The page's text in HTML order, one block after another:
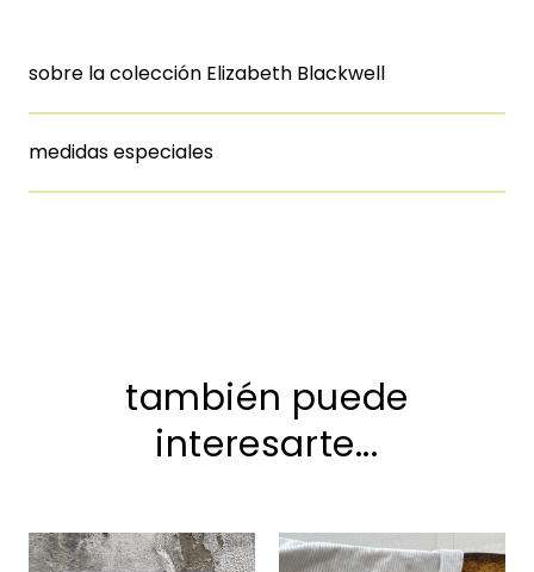
sobre la colección Elizabeth Blackwell
medidas especiales
también puede
interesarte...